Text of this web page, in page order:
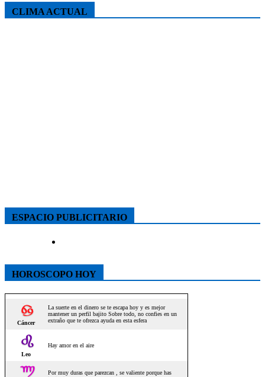
CLIMA ACTUAL
ESPACIO PUBLICITARIO
HOROSCOPO HOY